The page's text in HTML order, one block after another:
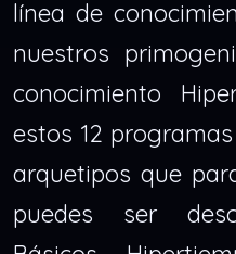
línea de
nuestros
conocimiento
estos 12
arquetipos que
puedes ser